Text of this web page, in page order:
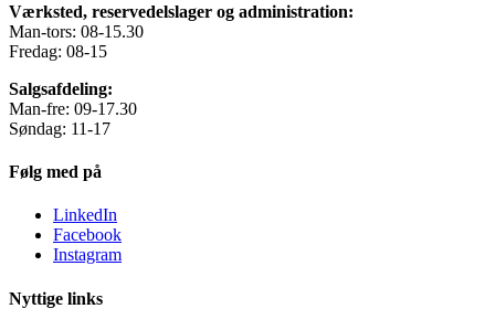
Værksted, reservedelslager og administration:
Man-tors: 08-15.30
Fredag: 08-15
Salgsafdeling:
Man-fre: 09-17.30
Søndag: 11-17
Følg med på
LinkedIn
Facebook
Instagram
Nyttige links